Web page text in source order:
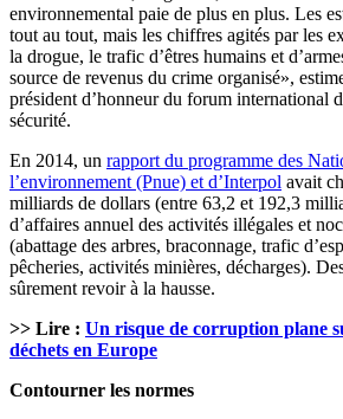
environnemental paie de plus en plus. Les
tout au tout, mais les chiffres agités par les
la drogue, le trafic d’êtres humains et
source de revenus du crime organisé»,
président d’honneur du forum international
sécurité.
En 2014, un rapport du programme des
l’environnement (Pnue) et d’Interpol avait
milliards de dollars (entre 63,2 et 192,3
d’affaires annuel des activités illégales et
(abattage des arbres, braconnage, trafic
pêcheries, activités minières, décharges).
sûrement revoir à la hausse.
>> Lire : Un risque de corruption plane
déchets en Europe
Contourner les normes